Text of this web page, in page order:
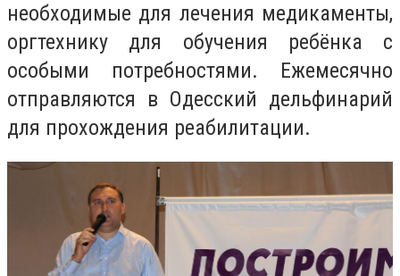
необходимые для лечения медикаменты,
оргтехнику для обучения ребёнка с
особыми потребностями. Ежемесячно
отправляются в Одесский дельфинарий
для прохождения реабилитации.